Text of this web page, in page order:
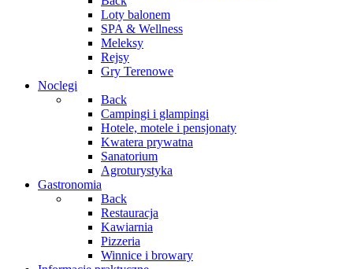
Loty balonem
SPA & Wellness
Meleksy
Rejsy
Gry Terenowe
Noclegi
Back
Campingi i glampingi
Hotele, motele i pensjonaty
Kwatera prywatna
Sanatorium
Agroturystyka
Gastronomia
Back
Restauracja
Kawiarnia
Pizzeria
Winnice i browary